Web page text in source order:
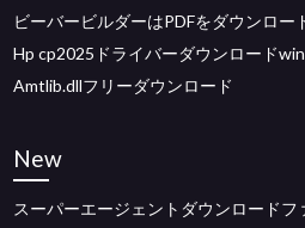
ビーバービルダーはPDFをダウンロー
Hp cp2025ドライバーダウンロード
Amtlib.dllフリーダウンロード
New
スーパーエージェントダウンロードフ